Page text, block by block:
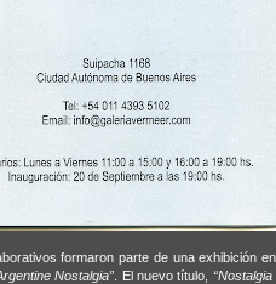
formaron parte de una exhibición
Nostalgia” . El nuevo título,